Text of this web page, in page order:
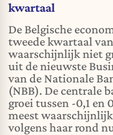
kwartaal
De Belgische
tweede kwartaal
waarschijnlijk niet
uit de nieuwste
van de Nationale
(NBB). De centrale
groei tussen -0,1 en
meest
volgens haar rond